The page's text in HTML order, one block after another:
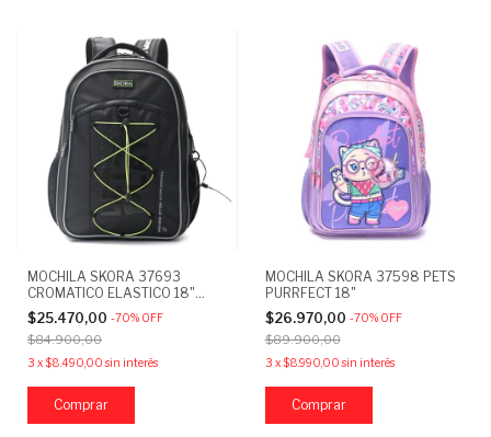
MOCHILA SKORA 37693
CROMATICO ELASTICO 18"
NEGRO
$25.470,00 -70% OFF
$84.900,00
3 x$8.490,00 sin interés
MOCHILA SKORA 37598 PETS
PURRFECT 18"
$26.970,00 -70% OFF
$89.900,00
3 x$8.990,00 sin interés